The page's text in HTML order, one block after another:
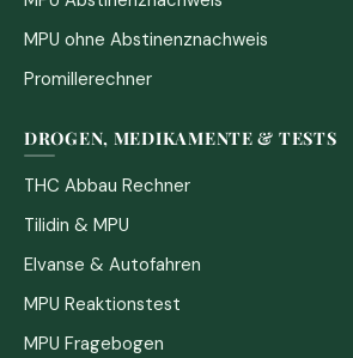
MPU ohne Abstinenznachweis
Promillerechner
DROGEN, MEDIKAMENTE & TESTS
THC Abbau Rechner
Tilidin & MPU
Elvanse & Autofahren
MPU Reaktionstest
MPU Fragebogen